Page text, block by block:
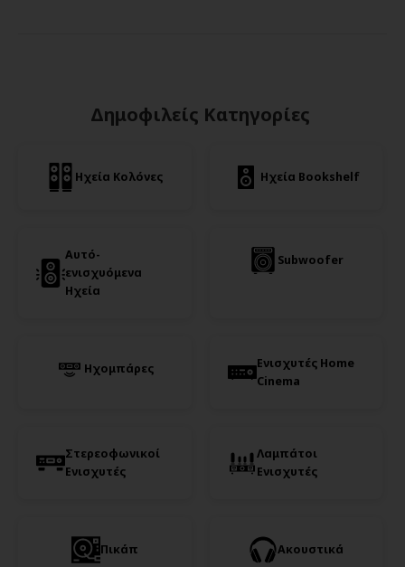
Δημοφιλείς Κατηγορίες
Ηχεία Κολόνες Ηχεία Bookshelf
Αυτό-
ενισχυόμενα
Ηχεία
Subwoofer
Ηχομπάρες
Ενισχυτές Home
Cinema
Στερεοφωνικοί
Ενισχυτές
Λαμπάτοι
Ενισχυτές
Πικάπ Ακουστικά